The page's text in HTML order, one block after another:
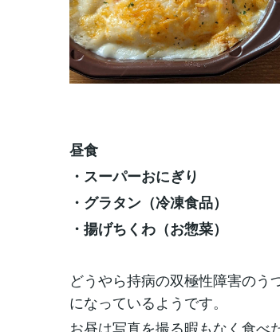
昼食
・スーパーおにぎり
・グラタン（冷凍食品）
・揚げちくわ（お惣菜）
どうやら持病の双極性障害のう
になっているようです。
お昼は写真を撮る暇もなく食べ